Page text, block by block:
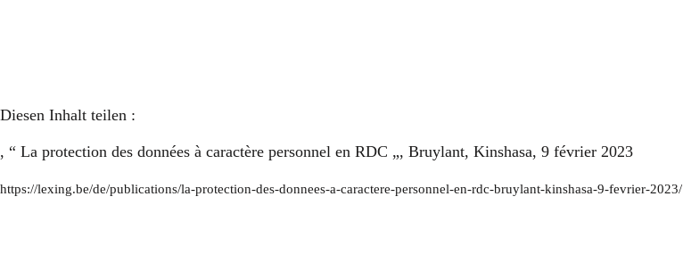
Diesen Inhalt teilen :
, “ La protection des données à caractère personnel en RDC „, Bruylant, Kinshasa, 9 février 2023
https://lexing.be/de/publications/la-protection-des-donnees-a-caractere-personnel-en-rdc-bruylant-kinshasa-9-fevrier-2023/